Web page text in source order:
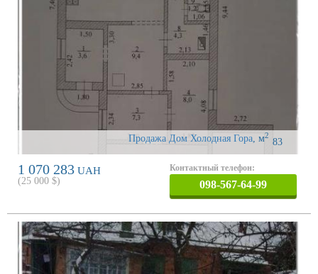
Продажа Дом Холодная Гора, 83
м2
1 070 283 UAH
(25 000 $)
Контактный телефон:
098-567-64-99